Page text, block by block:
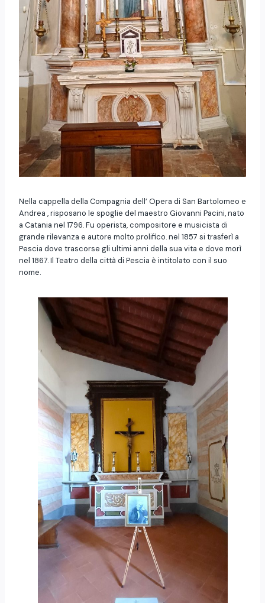
Nella cappella della Compagnia dell’ Opera di San Bartolomeo e
Andrea , risposano le spoglie del maestro Giovanni Pacini, nato
a Catania nel 1796. Fu operista, compositore e musicista di
grande rilevanza e autore molto prolifico. nel 1857 si trasferì a
Pescia dove trascorse gli ultimi anni della sua vita e dove morì
nel 1867. Il Teatro della città di Pescia è intitolato con il suo
nome.